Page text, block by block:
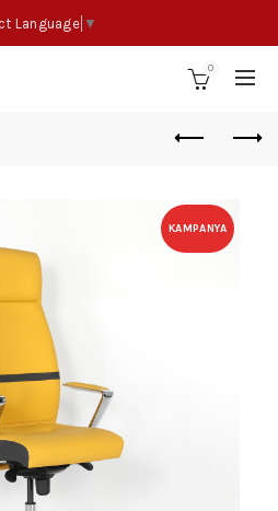
Language ▼
0
KAMPANYA